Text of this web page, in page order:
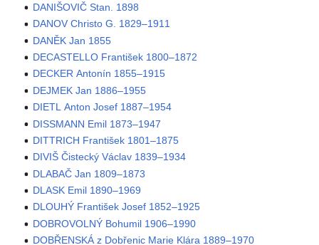
DANIŠOVIČ Stan. 1898
DANOV Christo G. 1829–1911
DANĚK Jan 1855
DECASTELLO František 1800–1872
DECKER Antonín 1855–1915
DEJMEK Jan 1886–1955
DIETL Anton Josef 1887–1954
DISSMANN Emil 1873–1947
DITTRICH František 1801–1875
DIVIŠ Čistecký Václav 1839–1934
DLABAČ Jan 1809–1873
DLASK Emil 1890–1969
DLOUHÝ František Josef 1852–1925
DOBROVOLNÝ Bohumil 1906–1990
DOBŘENSKÁ z Dobřenic Marie Klára 1889–1970